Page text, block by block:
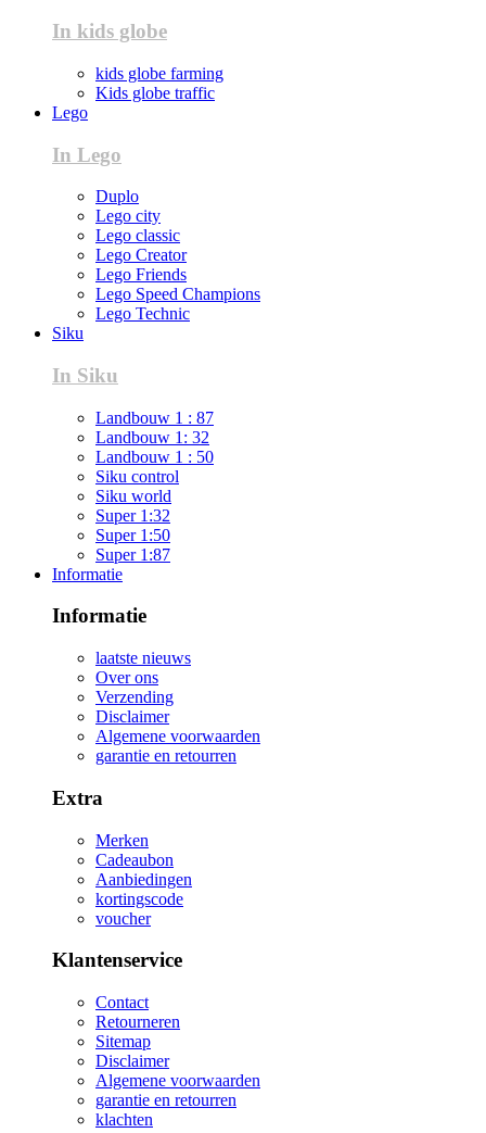
In kids globe
kids globe farming
Kids globe traffic
Lego
In Lego
Duplo
Lego city
Lego classic
Lego Creator
Lego Friends
Lego Speed Champions
Lego Technic
Siku
In Siku
Landbouw 1 : 87
Landbouw 1: 32
Landbouw 1 : 50
Siku control
Siku world
Super 1:32
Super 1:50
Super 1:87
Informatie
Informatie
laatste nieuws
Over ons
Verzending
Disclaimer
Algemene voorwaarden
garantie en retourren
Extra
Merken
Cadeaubon
Aanbiedingen
kortingscode
voucher
Klantenservice
Contact
Retourneren
Sitemap
Disclaimer
Algemene voorwaarden
garantie en retourren
klachten